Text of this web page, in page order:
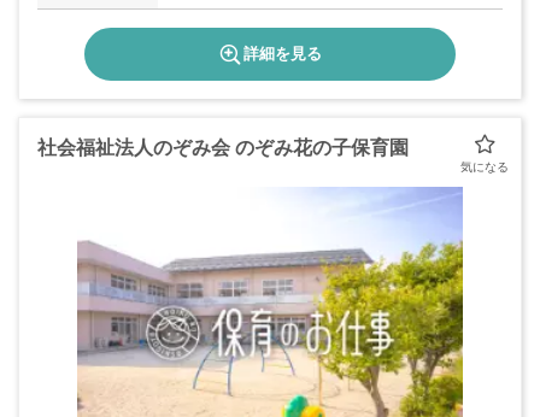
詳細を見る
社会福祉法人のぞみ会 のぞみ花の子保育園